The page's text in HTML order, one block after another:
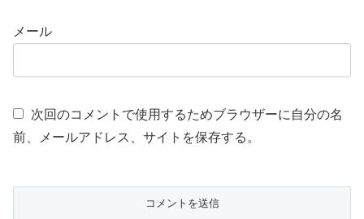
メール
次回のコメントで使用するためブラウザーに自分の名
前、メールアドレス、サイトを保存する。